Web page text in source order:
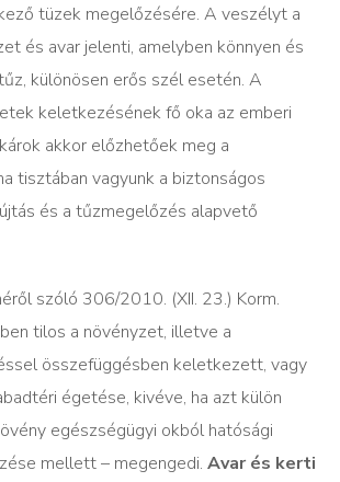
tüzek megelőzésére. A veszélyt a
és avar jelenti, amelyben könnyen és
különösen erős szél esetén. A
keletkezésének fő oka az emberi
akkor előzhetőek meg a
tisztában vagyunk a biztonságos
és a tűzmegelőzés alapvető
szóló 306/2010. (XII. 23.) Korm.
tilos a növényzet, illetve a
összefüggésben keletkezett, vagy
égetése, kivéve, ha azt külön
egészségügyi okból hatósági
mellett – megengedi. Avar és kerti